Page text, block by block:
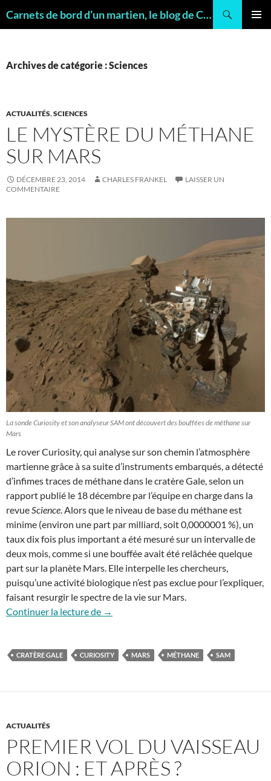
Carnets de bord d’un martien, le blog de Charles FRANKEL, géologue
Archives de catégorie : Sciences
ACTUALITÉS,SCIENCES
LE MYSTÈRE DU MÉTHANE
SUR MARS
DÉCEMBRE 23, 2014 CHARLES FRANKEL
LAISSER UN
COMMENTAIRE
La sonde Curiosity et son analyseur SAM ont découvert des bouffées de méthane sur
Mars
Le rover Curiosity, qui analyse sur son chemin l’atmosphère
martienne grâce à sa suite d’instruments embarqués, a détecté
d’infimes traces de méthane dans le cratère Gale, selon un
rapport publié le 18 décembre par l’équipe en charge dans la
revue Science . Alors que le niveau de base du méthane est
minime (environ une part par milliard, soit 0,0000001 %), un
taux dix fois plus important a été mesuré sur un intervalle de
deux mois, comme si une bouffée avait été relâchée quelque
part sur la planète Mars. Elle interpelle les chercheurs,
puisqu’une activité biologique n’est pas exclue pour l’expliquer,
faisant resurgir le spectre de la vie sur Mars.
Continuer la lecture de
Le mystère du méthane sur Mars
→
CRATÈRE GALE CURIOSITY MARS MÉTHANE SAM
ACTUALITÉS
PREMIER VOL DU VAISSEAU
ORION : ET APRÈS ?